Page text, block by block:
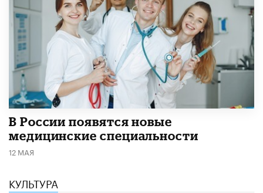
В России появятся новые
медицинские специальности
12 МАЯ
КУЛЬТУРА